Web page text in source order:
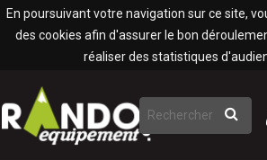
En poursuivant votre navigation sur ce site,
des cookies afin d'assurer le bon
réaliser des statistiques
Panneau de gestion des cookies